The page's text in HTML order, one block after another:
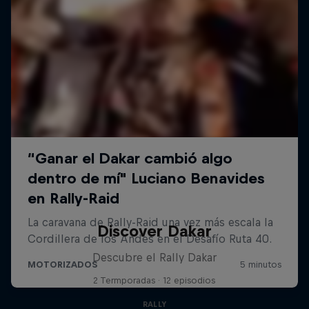
Discover Dakar
Descubre el Rally Dakar
2 Termporadas · 12 episodios
RALLY